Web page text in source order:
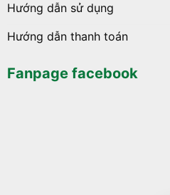
Hướng dẫn sử dụng
Hướng dẫn thanh toán
Fanpage facebook